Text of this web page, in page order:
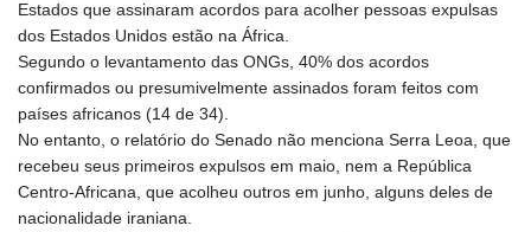
LAK 26082.966454
LBP
103373.346556
LKR 387.758699
LSL 18.828807
LTL 3.402172
LVL 0.696959
Estados que assinaram acordos para acolher pessoas expulsas
dos Estados Unidos estão na África.
Segundo o levantamento das ONGs, 40% dos acordos
confirmados ou presumivelmente assinados foram feitos com
países africanos (14 de 34).
No entanto, o relatório do Senado não menciona Serra Leoa, que
recebeu seus primeiros expulsos em maio, nem a República
Centro-Africana, que acolheu outros em junho, alguns deles de
nacionalidade iraniana.